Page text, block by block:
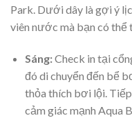
Park. Dưới dây là gợi ý
viên nước mà bạn có thể
Sáng:Check in tại
đó di chuyển đến bể
thỏa thích bơi lội.
cảm giác mạnh Aqua